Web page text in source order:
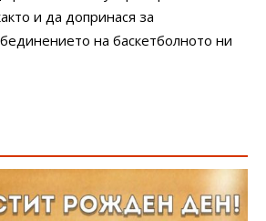
и да допринася за
на баскетболното ни